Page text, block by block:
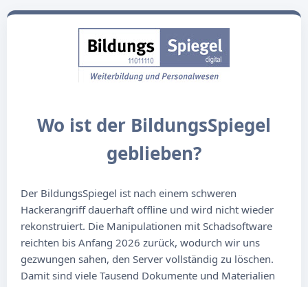
Wo ist der BildungsSpiegel
geblieben?
Der BildungsSpiegel ist nach einem schweren
Hackerangriff dauerhaft offline und wird nicht wieder
rekonstruiert. Die Manipulationen mit Schadsoftware
reichten bis Anfang 2026 zurück, wodurch wir uns
gezwungen sahen, den Server vollständig zu löschen.
Damit sind viele Tausend Dokumente und Materialien